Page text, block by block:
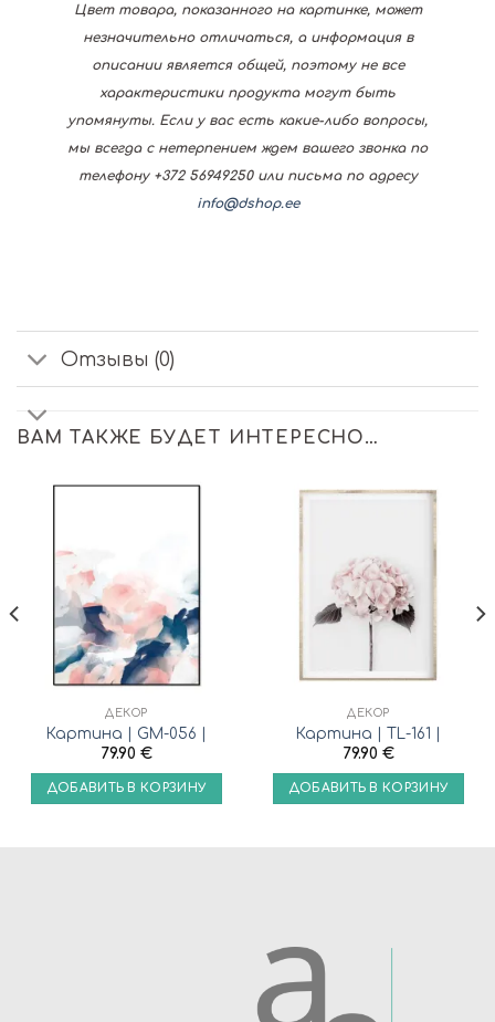
Цвет товара, показанного на картинке, может
незначительно отличаться, а информация в
описании является общей, поэтому не все
характеристики продукта могут быть
упомянуты. Если у вас есть какие-либо вопросы,
мы всегда с нетерпением ждем вашего звонка по
телефону +372 56949250 или письма по адресу
info@dshop.ee
Отзывы (0)
ВАМ ТАКЖЕ БУДЕТ ИНТЕРЕСНО…
ДЕКОР
Картина | GM-056 |
79.90 €
ДОБАВИТЬ В КОРЗИНУ
ДЕКОР
Картина | TL-161 |
79.90 €
ДОБАВИТЬ В КОРЗИНУ